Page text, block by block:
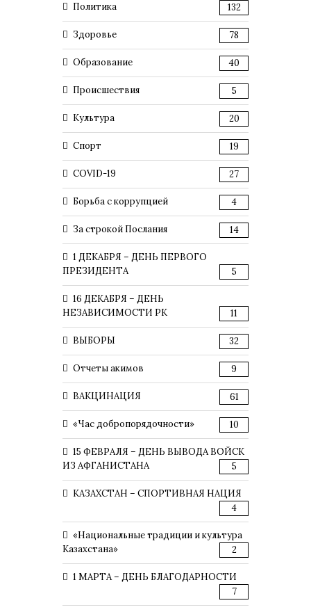
Политика 132
Здоровье 78
Образование 40
Происшествия 5
Культура 20
Спорт 19
COVID-19 27
Борьба с коррупцией 4
За строкой Послания 14
1 ДЕКАБРЯ – ДЕНЬ ПЕРВОГО
ПРЕЗИДЕНТА
5
16 ДЕКАБРЯ – ДЕНЬ
НЕЗАВИСИМОСТИ РК
11
ВЫБОРЫ 32
Отчеты акимов 9
ВАКЦИНАЦИЯ 61
«Час добропорядочности» 10
15 ФЕВРАЛЯ – ДЕНЬ ВЫВОДА ВОЙСК
ИЗ АФГАНИСТАНА
5
КАЗАХСТАН – СПОРТИВНАЯ НАЦИЯ
4
«Национальные традиции и культура
Казахстана»
2
1 МАРТА – ДЕНЬ БЛАГОДАРНОСТИ
7